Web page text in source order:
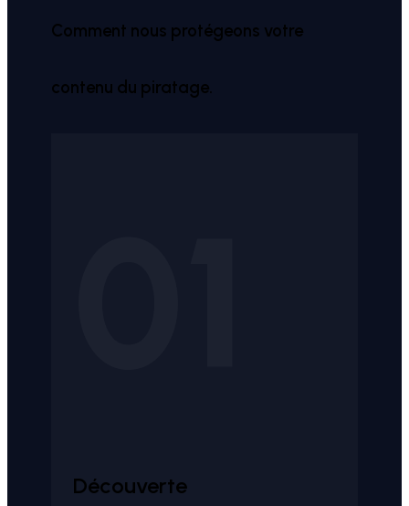
Comment nous protégeons votre
contenu du piratage.
Découverte